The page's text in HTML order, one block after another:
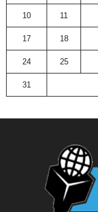
10 11
17 18
24 25
31